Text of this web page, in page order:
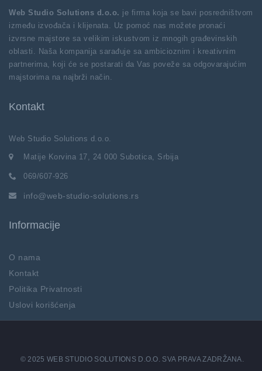
Web Studio Solutions d.o.o. je firma koja se bavi posredništvom
između izvođača i klijenata. Uz pomoć nas možete pronaći
izvrsne majstore sa velikim iskustvom iz mnogih građevinskih
oblasti. Naša kompanija sarađuje sa ambicioznim i kreativnim
partnerima, koji će se postarati da Vas poveže sa odgovarajućim
majstorima na najbrži način.
Kontakt
Web Studio Solutions d.o.o.
Matije Korvina 17, 24 000 Subotica, Srbija
069/607-926
info@web-studio-solutions.rs
Informacije
O nama
Kontakt
Politika Privatnosti
Uslovi korišćenja
© 2025 WEB STUDIO SOLUTIONS D.O.O. SVA PRAVA ZADRŽANA.